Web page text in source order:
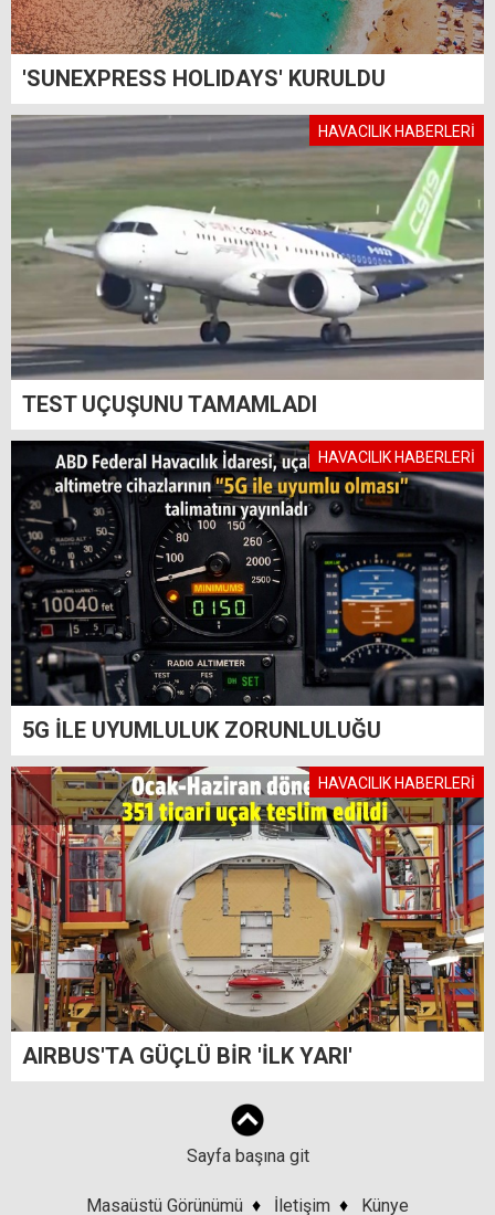
'SUNEXPRESS HOLIDAYS' KURULDU
HAVACILIK HABERLERİ
TEST UÇUŞUNU TAMAMLADI
HAVACILIK HABERLERİ
5G İLE UYUMLULUK ZORUNLULUĞU
HAVACILIK HABERLERİ
AIRBUS'TA GÜÇLÜ BİR 'İLK YARI'
Sayfa başına git
Masaüstü Görünümü ♦ İletişim ♦ Künye